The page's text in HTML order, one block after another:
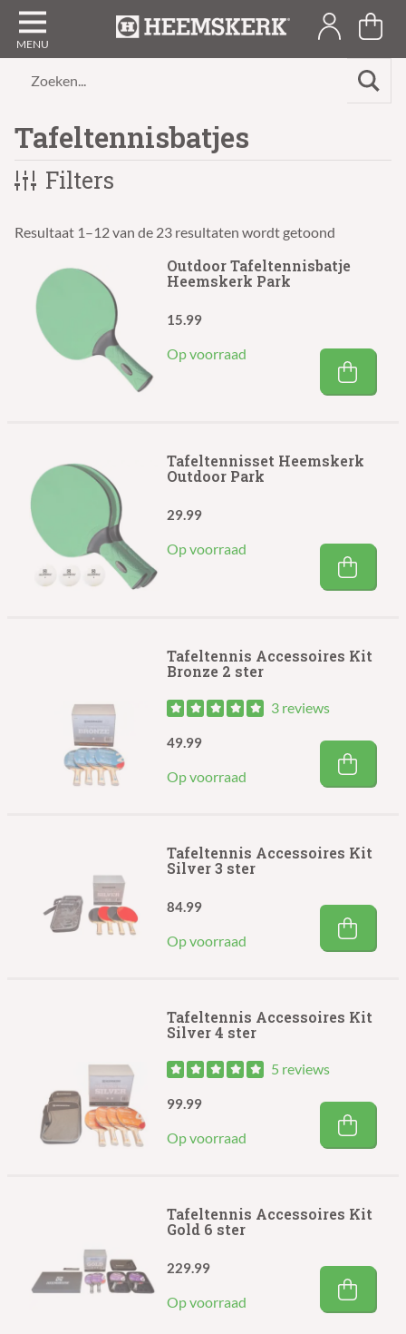
Zoeken...
Tafeltennisbatjes
Filters
Resultaat 1–12 van de 23 resultaten wordt getoond
Outdoor Tafeltennisbatje
Heemskerk Park
Op voorraad
15.99
Tafeltennisset Heemskerk
Outdoor Park
Op voorraad
29.99
Tafeltennis Accessoires Kit
Bronze 2 ster
3 reviews
Op voorraad
49.99
Tafeltennis Accessoires Kit
Silver 3 ster
Op voorraad
84.99
Tafeltennis Accessoires Kit
Silver 4 ster
5 reviews
Op voorraad
99.99
Tafeltennis Accessoires Kit
Gold 6 ster
Op voorraad
229.99